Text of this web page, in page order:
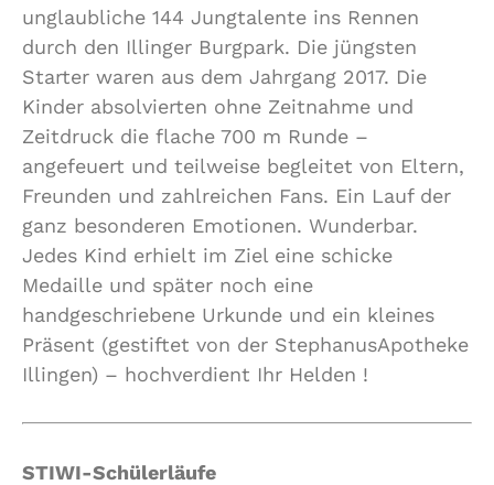
unglaubliche 144 Jungtalente ins Rennen
durch den Illinger Burgpark. Die jüngsten
Starter waren aus dem Jahrgang 2017. Die
Kinder absolvierten ohne Zeitnahme und
Zeitdruck die flache 700 m Runde –
angefeuert und teilweise begleitet von Eltern,
Freunden und zahlreichen Fans. Ein Lauf der
ganz besonderen Emotionen. Wunderbar.
Jedes Kind erhielt im Ziel eine schicke
Medaille und später noch eine
handgeschriebene Urkunde und ein kleines
Präsent (gestiftet von der StephanusApotheke
Illingen) – hochverdient Ihr Helden !
STIWI-Schülerläufe